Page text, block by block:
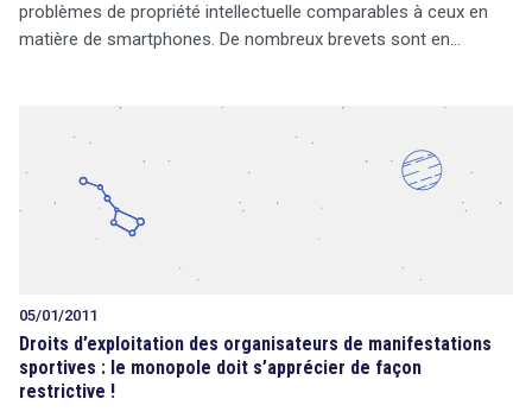
05/01/2011
Droits d’exploitation des organisateurs de manifestations
sportives : le monopole doit s’apprécier de façon
restrictive !
problèmes de propriété intellectuelle comparables à ceux en
matière de smartphones. De nombreux brevets sont en…